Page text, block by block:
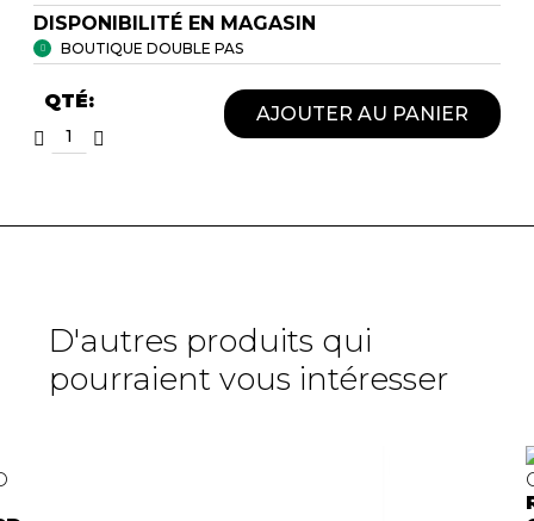
DISPONIBILITÉ EN MAGASIN
BOUTIQUE DOUBLE PAS
QTÉ:
AJOUTER AU PANIER
D'autres produits qui
pourraient vous intéresser